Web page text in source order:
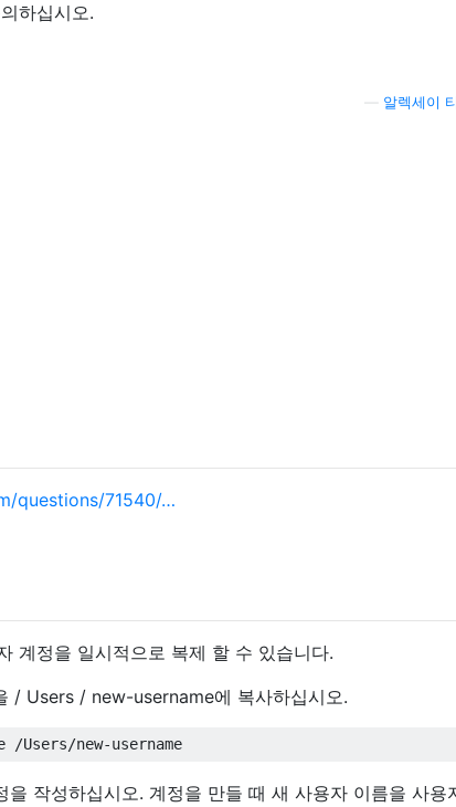
하십시오.
알렉세이
questions/71540/…
계정을 일시적으로 복제 할 수 있습니다.
/ Users / new-username에 복사하십시오.
작성하십시오. 계정을 만들 때 새 사용자 이름을 사용